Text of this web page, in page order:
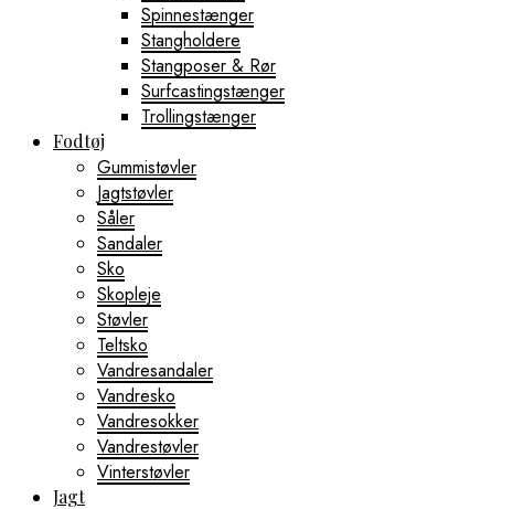
Spinnestænger
Stangholdere
Stangposer & Rør
Surfcastingstænger
Trollingstænger
Fodtøj
Gummistøvler
Jagtstøvler
Såler
Sandaler
Sko
Skopleje
Støvler
Teltsko
Vandresandaler
Vandresko
Vandresokker
Vandrestøvler
Vinterstøvler
Jagt